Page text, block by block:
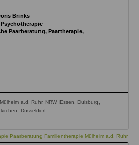
Brinks
Paarberatung, Paartherapie,
a.d. Ruhr, NRW, Essen, Duisburg,
Düsseldorf
Paarberatung Familientherapie Mülheim a.d. Ruhr